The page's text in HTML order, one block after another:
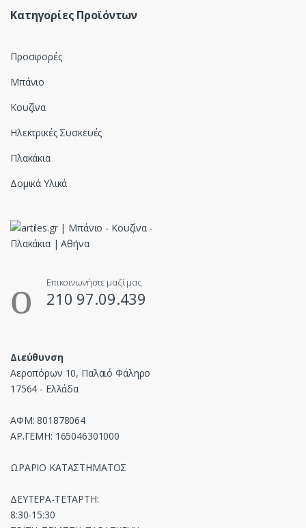
Κατηγορίες Προϊόντων
Προσφορές
Μπάνιο
Κουζίνα
Ηλεκτρικές Συσκευές
Πλακάκια
Δομικά Υλικά
Επικοινωνήστε μαζί μας
210 97.09.439
Διεύθυνση
Αεροπόρων 10, Παλαιό Φάληρο
17564 - Ελλάδα
ΑΦΜ: 801878064
ΑΡ.ΓΕΜΗ: 165046301000
ΩΡΑΡΙΟ ΚΑΤΑΣΤΗΜΑΤΟΣ
ΔΕΥΤΕΡΑ-ΤΕΤΑΡΤΗ:
8:30-15:30